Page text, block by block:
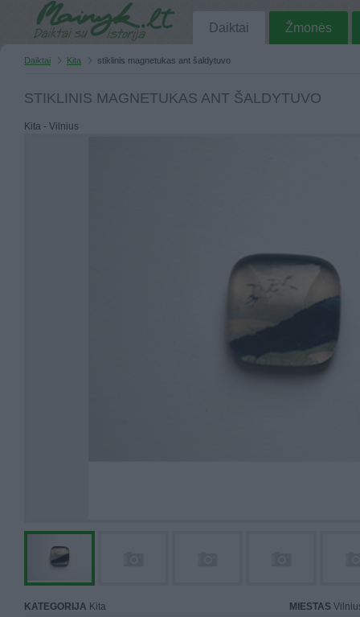
Daiktai Žmonės
Daiktai Kita stiklinis magnetukas ant šaldytuvo
STIKLINIS MAGNETUKAS ANT ŠALDYTUVO
Kita - Vilnius
KATEGORIJA Kita MIESTAS